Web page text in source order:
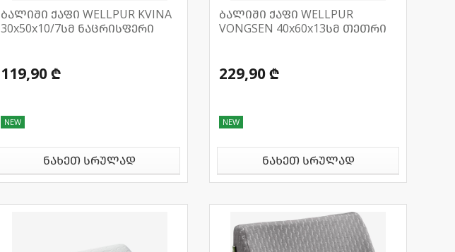
ბალიში ქაფი WELLPUR KVINA
30x50x10/7სმ ნაცრისფერი
119,90 ₾
NEW
ნახეთ სრულად
ბალიში ქაფი WELLPUR
VONGSEN 40x60x13სმ თეთრი
229,90 ₾
NEW
ნახეთ სრულად